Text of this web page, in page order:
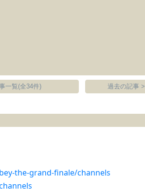
一覧(全34件) 過去の記事 >
the-grand-finale/channels